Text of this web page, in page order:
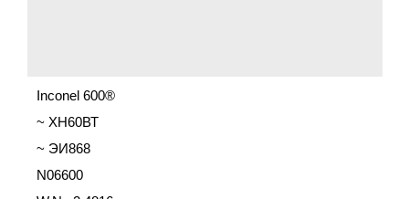
Inconel 600®
~ ХН60ВТ
~ ЭИ868
N06600